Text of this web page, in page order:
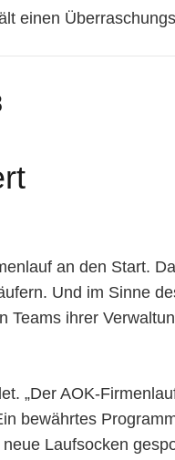
einen
an den Start.
Und im Sinne
ihrer
„Der AOK-
bewährtes
Laufsocken